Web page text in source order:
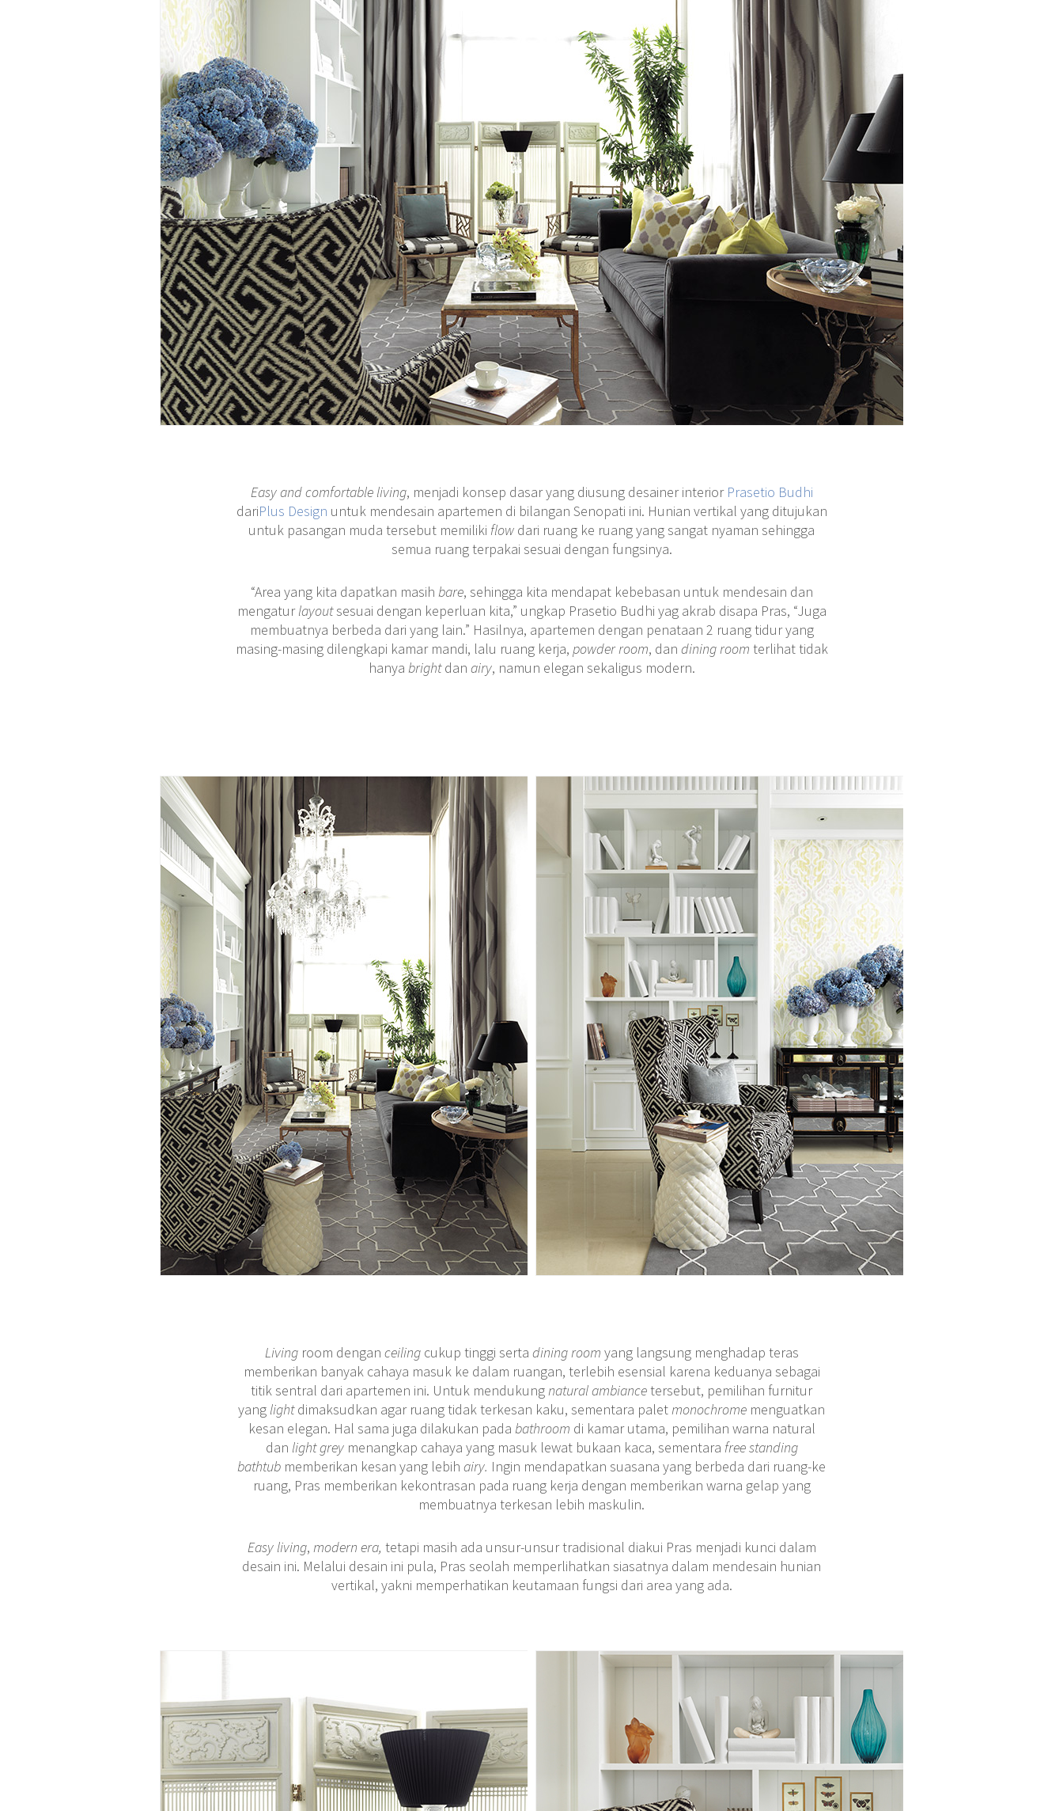
Easyand comfortable living, menjadi konsep dasar yang diusung desainer interior Prasetio Budhi
dariPlus Design untuk mendesain apartemen di bilangan Senopati ini. Hunian vertikal yang ditujukan
untuk pasangan muda tersebut memiliki flow dari ruang ke ruang yang sangat nyaman sehingga
semua ruang terpakai sesuai dengan fungsinya.
“Area yang kita dapatkan masih bare, sehingga kita mendapat kebebasan untuk mendesain dan
mengaturlayoutsesuai dengan keperluan kita,” ungkap Prasetio Budhi yag akrab disapa Pras, “Juga
membuatnya berbeda dari yang lain.” Hasilnya, apartemen dengan penataan 2 ruang tidur yang
masing-masing dilengkapi kamar mandi, lalu ruang kerja, powder room, dan dining room terlihat tidak
hanya brightdan airy, namun elegan sekaligus modern.
Living room dengan ceilingcukup tinggi serta dining room yang langsung menghadap teras
memberikan banyak cahaya masuk ke dalam ruangan, terlebih esensial karena keduanya sebagai
titik sentral dari apartemen ini. Untuk mendukungnatural ambiancetersebut, pemilihan furnitur
yang lightdimaksudkan agar ruang tidak terkesan kaku, sementara paletmonochrome menguatkan
kesan elegan. Hal sama juga dilakukan pada bathroom di kamar utama, pemilihan warna natural
dan light greymenangkap cahaya yang masuk lewat bukaan kaca, sementara free standing
bathtub memberikan kesan yang lebih airy. Ingin mendapatkan suasana yang berbeda dari ruang-ke
ruang, Pras memberikan kekontrasan pada ruang kerja dengan memberikan warna gelap yang
membuatnya terkesan lebih maskulin.
Easy living, modern era, tetapi masih ada unsur-unsur tradisional diakui Pras menjadi kunci dalam
desain ini. Melalui desain ini pula, Pras seolah memperlihatkan siasatnya dalam mendesain hunian
vertikal, yakni memperhatikan keutamaan fungsi dari area yang ada.